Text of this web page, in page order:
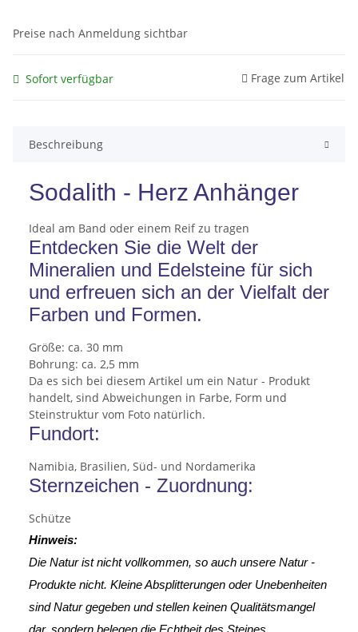
Preise nach Anmeldung sichtbar
Sofort verfügbar Frage zum Artikel
Beschreibung
Sodalith - Herz Anhänger
Ideal am Band oder einem Reif zu tragen
Entdecken Sie die Welt der
Mineralien und Edelsteine für sich
und erfreuen sich an der Vielfalt der
Farben und Formen.
Größe: ca. 30 mm
Bohrung: ca. 2,5 mm
Da es sich bei diesem Artikel um ein Natur - Produkt
handelt, sind Abweichungen in Farbe, Form und
Steinstruktur vom Foto natürlich.
Fundort:
Namibia, Brasilien, Süd- und Nordamerika
Sternzeichen - Zuordnung:
Schütze
Hinweis:
Die Natur ist nicht vollkommen, so auch unsere Natur -
Produkte nicht. Kleine Absplitterungen oder Unebenheiten
sind Natur gegeben und stellen keinen Qualitätsmangel